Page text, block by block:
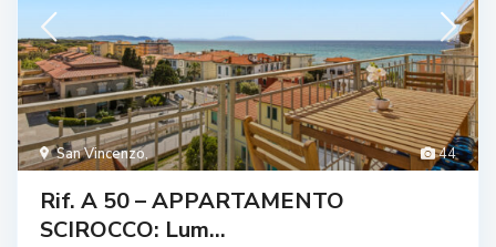
44
San Vincenzo,
Rif. A 50 – APPARTAMENTO
SCIROCCO: Lum...